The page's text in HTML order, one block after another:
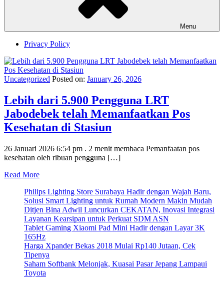
Menu
Privacy Policy
Uncategorized Posted on: January 26, 2026
Lebih dari 5.900 Pengguna LRT
Jabodebek telah Memanfaatkan Pos
Kesehatan di Stasiun
26 Januari 2026 6:54 pm . 2 menit membaca Pemanfaatan pos
kesehatan oleh ribuan pengguna […]
Read More
Philips Lighting Store Surabaya Hadir dengan Wajah Baru,
Solusi Smart Lighting untuk Rumah Modern Makin Mudah
Ditjen Bina Adwil Luncurkan CEKATAN, Inovasi Integrasi
Layanan Kearsipan untuk Perkuat SDM ASN
Tablet Gaming Xiaomi Pad Mini Hadir dengan Layar 3K
165Hz
Harga Xpander Bekas 2018 Mulai Rp140 Jutaan, Cek
Tipenya
Saham Softbank Melonjak, Kuasai Pasar Jepang Lampaui
Toyota